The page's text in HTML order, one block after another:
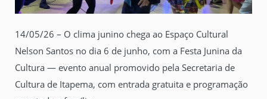
14/05/26 – O clima junino chega ao Espaço Cultural
Nelson Santos no dia 6 de junho, com a Festa Junina da
Cultura — evento anual promovido pela Secretaria de
Cultura de Itapema, com entrada gratuita e programação